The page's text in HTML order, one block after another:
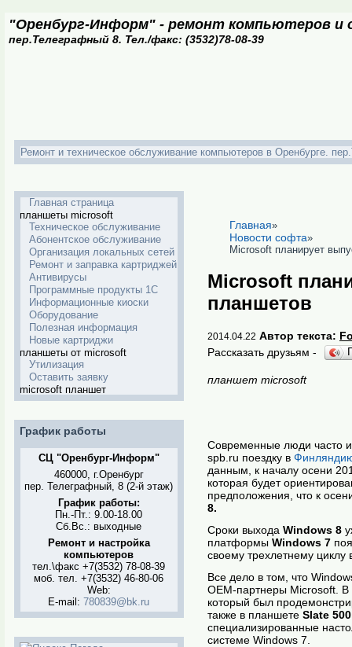
"Оренбург-Информ" - ремонт компьютеров и
пер.Телеграфный 8. Тел./факс: (3532)78-08-39
Ремонт и техническое обслуживание компьютеров в Оренбурге.
Главная страница
планшеты microsoft
Техническое обслуживание
Абонентское обслуживание
Организация локальных сетей
Ремонт и заправка картриджей
Антивирусы
Программные продукты 1С
Информационные киоски
Оборудование
Полезная информация
Новые картриджи
планшеты от microsoft
Утилизация
Оставить заявку
microsoft планшет
График работы
СЦ "Оренбург-Информ"
460000, г.Оренбург
пер. Телеграфный, 8 (2-й этаж)
График работы:
Пн.-Пт.: 9.00-18.00
Сб.Вс.: выходные
Ремонт и настройка
компьютеров
тел.\факс +7(3532) 78-08-39
моб. тел. +7(3532) 46-80-06
Web:
E-mail:780839@bk.ru
Главная»
Новости софта»
Microsoft планирует
Microsoft
планшетов
2014.04.22 Автор текста:
Рассказать друзьям -
планшет microsoft
Современные люди часто
spb.ru поездку в
данным, к началу осени
которая будет
предположения, что к
8.
Сроки выхода Windows 8
платформы Windows 7
своему трехлетнему
Все дело в том, что
OEM-партнеры Microsoft. В
который был
также в планшете Slate
специализированные
системе Windows 7.